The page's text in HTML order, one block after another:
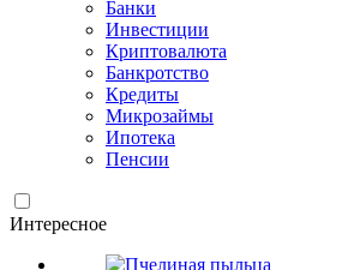
Банки
Инвестиции
Криптовалюта
Банкротство
Кредиты
Микрозаймы
Ипотека
Пенсии
Интересное